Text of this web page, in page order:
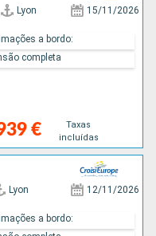
Lyon 15/11/2026
€
Taxas
incluídas
a bordo:
completa
Lyon 12/11/2026
a bordo: